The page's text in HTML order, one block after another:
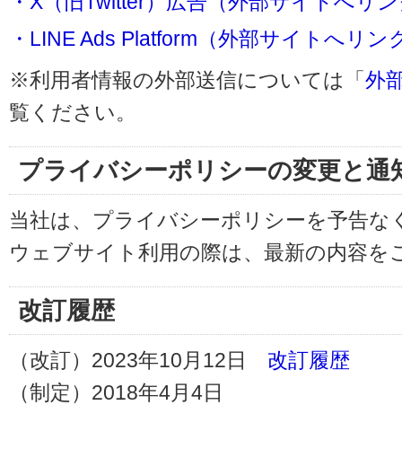
・LINE Ads Platform（外部サイトへリン
※利用者情報の外部送信については「外
覧ください。
プライバシーポリシーの変更と通
当社は、プライバシーポリシーを予告
ウェブサイト利用の際は、最新の内容を
改訂履歴
（改訂）2023年10月12日 改訂履歴
（制定）2018年4月4日